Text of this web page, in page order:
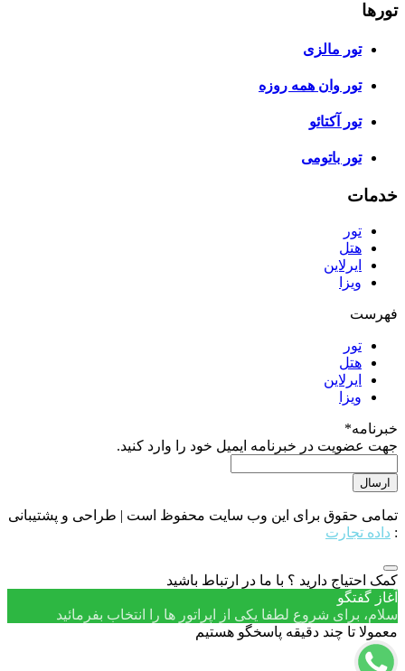
تورها
تور مالزی
تور وان همه روزه
تور آکتائو
تور باتومی
خدمات
تور
هتل
ایرلاین
ویزا
فهرست
تور
هتل
ایرلاین
ویزا
خبرنامه*
جهت عضویت در خبرنامه ایمیل خود را وارد کنید.
تمامی حقوق برای این وب سایت محفوظ است | طراحی و پشتیبانی
: داده تجارت
کمک احتیاج دارید ؟ با ما در ارتباط باشید
آغاز گفتگو
سلام، برای شروع لطفا یکی از اپراتور ها را انتخاب بفرمائید
معمولا تا چند دقیقه پاسخگو هستیم